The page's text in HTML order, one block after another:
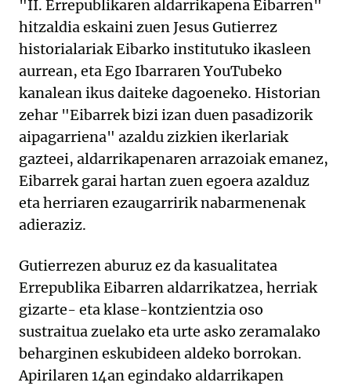
"II. Errepublikaren aldarrikapena Eibarren"
hitzaldia eskaini zuen Jesus Gutierrez
historialariak Eibarko institutuko ikasleen
aurrean, eta Ego Ibarraren YouTubeko
kanalean ikus daiteke dagoeneko. Historian
zehar "Eibarrek bizi izan duen pasadizorik
aipagarriena" azaldu zizkien ikerlariak
gazteei, aldarrikapenaren arrazoiak emanez,
Eibarrek garai hartan zuen egoera azalduz
eta herriaren ezaugarririk nabarmenenak
adieraziz.
Gutierrezen aburuz ez da kasualitatea
Errepublika Eibarren aldarrikatzea, herriak
gizarte- eta klase-kontzientzia oso
sustraitua zuelako eta urte asko zeramalako
beharginen eskubideen aldeko borrokan.
Apirilaren 14an egindako aldarrikapen